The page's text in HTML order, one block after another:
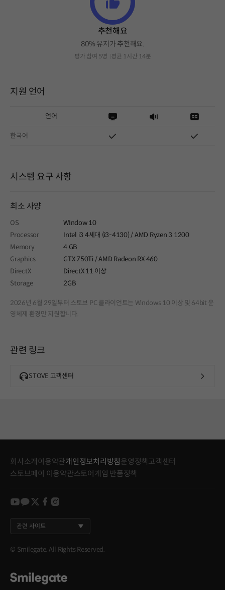
추천해요
80% 유저가 추천해요.
평가 참여 5명 평균 1시간 14분
지원 언어
언어
한국어
시스템 요구 사항
최소 사양
OS
WIndow 10
Processor
Intel i3 4세대 (i3-4130) / AMD Ryzen 3 1200
Memory
4 GB
Graphics
GTX 750Ti / AMD Radeon RX 460
DirectX
DirectX 11 이상
Storage
2GB
2026년 6월 29일부터 스토브 PC 클라이언트는 Windows 10 이상 및 64bit 운
영체제 환경만 지원합니다.
관련 링크
STOVE 고객센터
회사소개이용약관개인정보처리방침 운영정책고객센터
스토브페이 이용약관스토어게임 반품정책
youtube
kakao
twitter
facebook
instagram
관련 사이트
© Smilegate. All Rights Reserved.